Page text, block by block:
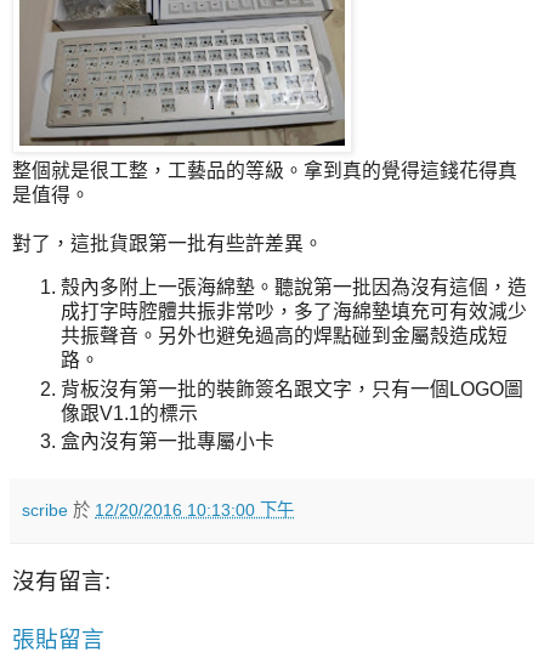
整個就是很工整，工藝品的等級。拿到真的覺得這錢花得真
是值得。
對了，這批貨跟第一批有些許差異。
殼內多附上一張海綿墊。聽說第一批因為沒有這個，造
成打字時腔體共振非常吵，多了海綿墊填充可有效減少
共振聲音。另外也避免過高的焊點碰到金屬殼造成短
路。
背板沒有第一批的裝飾簽名跟文字，只有一個LOGO圖
像跟V1.1的標示
盒內沒有第一批專屬小卡
scribe 於 12/20/2016 10:13:00 下午
沒有留言:
張貼留言